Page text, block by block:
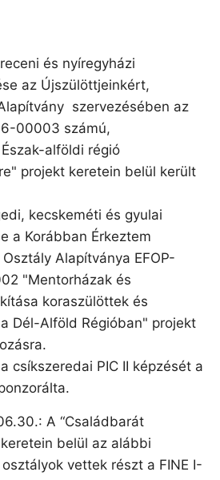
és nyíregyházi
az Újszülöttjeinkért,
szervezésében az
00003 számú,
alföldi régió
projekt keretein belül került
kecskeméti és gyulai
a Korábban Érkeztem
Alapítványa EFOP-
"Mentorházak és
koraszülöttek és
Dél-Alföld Régióban" projekt
csíkszeredai PIC II képzését a
A “Családbarát
belül az alábbi
vettek részt a FINE I-